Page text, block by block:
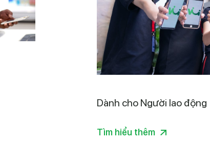
Dành cho Người lao động
Tìm hiểu thêm